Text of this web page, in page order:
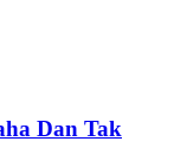
Dan Tak